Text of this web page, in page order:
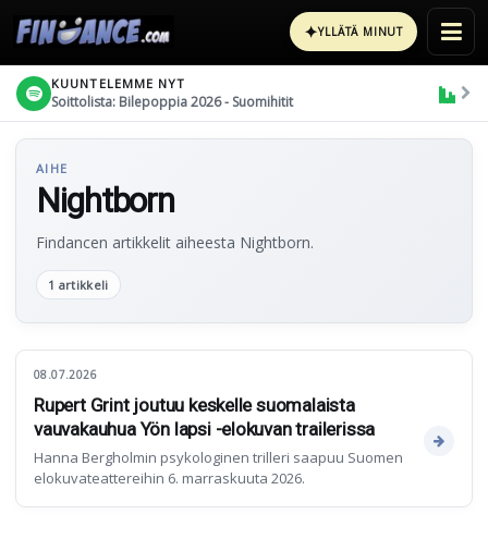
✦YLLÄTÄ MINUT
KUUNTELEMME NYT
Soittolista: Bilepoppia 2026 - Suomihitit
AIHE
Nightborn
Findancen artikkelit aiheesta Nightborn.
1 artikkeli
08.07.2026
Rupert Grint joutuu keskelle suomalaista
vauvakauhua Yön lapsi -elokuvan trailerissa
Hanna Bergholmin psykologinen trilleri saapuu Suomen
elokuvateattereihin 6. marraskuuta 2026.